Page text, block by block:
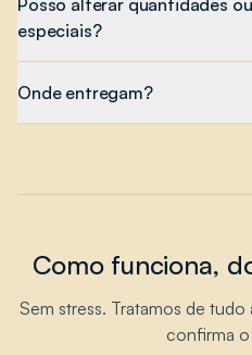
especiais?
Onde entregam?
Como funciona,
Sem stress. Tratamos de
confirma